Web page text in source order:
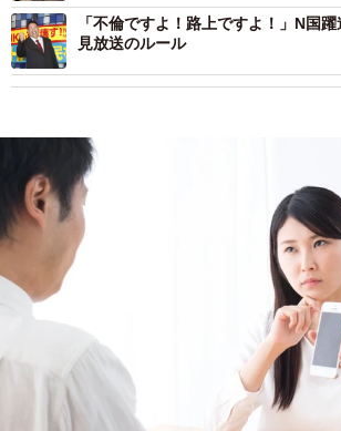
「不倫ですよ！路上ですよ！」N国
見放送のルール